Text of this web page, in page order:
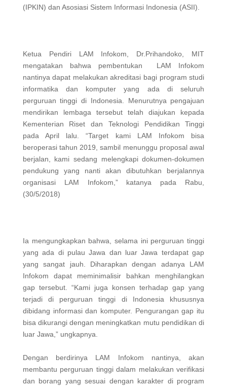
(IPKIN) dan Asosiasi Sistem Informasi Indonesia (ASII).
Ketua Pendiri LAM Infokom, Dr.Prihandoko, MIT
mengatakan bahwa pembentukan LAM Infokom
nantinya dapat melakukan akreditasi bagi program studi
informatika dan komputer yang ada di seluruh
perguruan tinggi di Indonesia. Menurutnya pengajuan
mendirikan lembaga tersebut telah diajukan kepada
Kementerian Riset dan Teknologi Pendidikan Tinggi
pada April lalu. “Target kami LAM Infokom bisa
beroperasi tahun 2019, sambil menunggu proposal awal
berjalan, kami sedang melengkapi dokumen-dokumen
pendukung yang nanti akan dibutuhkan berjalannya
organisasi LAM Infokom,” katanya pada Rabu,
(30/5/2018)
Ia mengungkapkan bahwa, selama ini perguruan tinggi
yang ada di pulau Jawa dan luar Jawa terdapat gap
yang sangat jauh. Diharapkan dengan adanya LAM
Infokom dapat meminimalisir bahkan menghilangkan
gap tersebut. “Kami juga konsen terhadap gap yang
terjadi di perguruan tinggi di Indonesia khususnya
dibidang informasi dan komputer. Pengurangan gap itu
bisa dikurangi dengan meningkatkan mutu pendidikan di
luar Jawa,” ungkapnya.
Dengan berdirinya LAM Infokom nantinya, akan
membantu perguruan tinggi dalam melakukan verifikasi
dan borang yang sesuai dengan karakter di program